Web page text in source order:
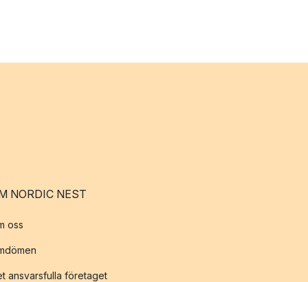
NORDIC NEST
oss
ansvarsfulla företaget